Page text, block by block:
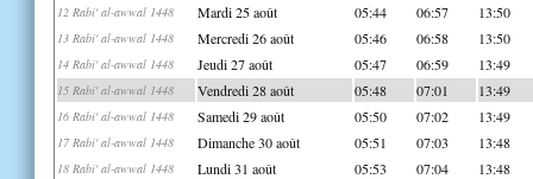
12 Rabi' al-awwal 1448 Mardi 25 août 05:44 06:57 13:50
13 Rabi' al-awwal 1448 Mercredi 26 août 05:46 06:58 13:50
14 Rabi' al-awwal 1448 Jeudi 27 août 05:47 06:59 13:49
15 Rabi' al-awwal 1448 Vendredi 28 août 05:48 07:01 13:49
16 Rabi' al-awwal 1448 Samedi 29 août 05:50 07:02 13:49
17 Rabi' al-awwal 1448 Dimanche 30 août 05:51 07:03 13:48
18 Rabi' al-awwal 1448 Lundi 31 août 05:53 07:04 13:48